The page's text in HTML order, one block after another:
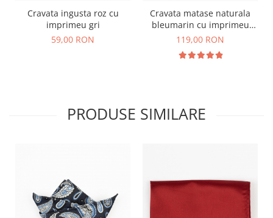
Cravata ingusta roz cu
imprimeu gri
59,00 RON
Cravata matase naturala
bleumarin cu imprimeu
paisley roz
119,00 RON
PRODUSE SIMILARE